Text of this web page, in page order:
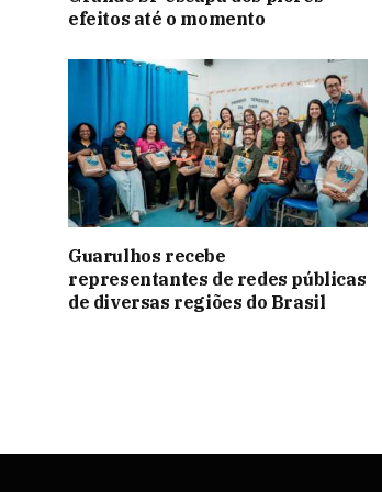
efeitos até o momento
Guarulhos recebe
representantes de redes públicas
de diversas regiões do Brasil